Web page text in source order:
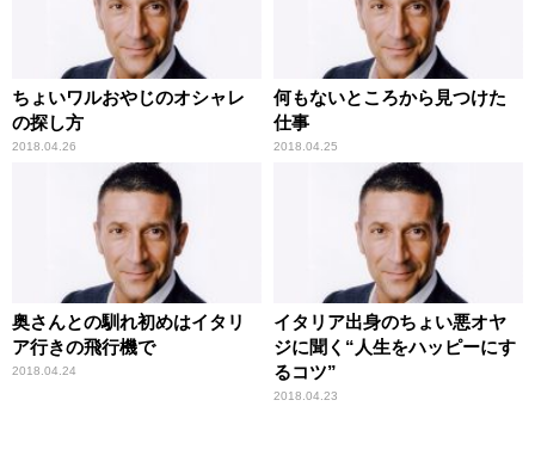
ちょいワルおやじのオシャレ
の探し方
2018.04.26
何もないところから見つけた
仕事
2018.04.25
奥さんとの馴れ初めはイタリ
ア行きの飛行機で
2018.04.24
イタリア出身のちょい悪オヤ
ジに聞く“人生をハッピーにす
るコツ”
2018.04.23